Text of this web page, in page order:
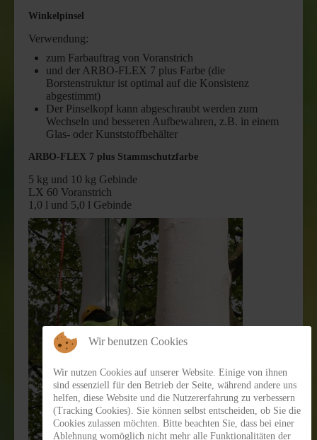
Winkelpinsel
Verwendung:
zum Farbauftrag von Voranstrich
und der ARBO-FLEX 7 plus Farbe (die
Borstenstruktur ist optimal auf die Konsistenz
abgestimmt)
Der Pinselkopf kann abgeschraubt werden zum
Wechseln und besseren Aufbewahren, z.B. in einem
Glas- oder Kunststoffbehälter
ARBO-FLEX 7 plus Stammschutzfarbe
5 kg und 10 kg Gebinde
LX 60 Voranstrich
1,0 l und 5,0 l Gebinde
Wir benutzen Cookies
Wir nutzen Cookies auf unserer Website. Einige von ihnen
sind essenziell für den Betrieb der Seite, während andere uns
helfen, diese Website und die Nutzererfahrung zu verbessern
(Tracking Cookies). Sie können selbst entscheiden, ob Sie die
Cookies zulassen möchten. Bitte beachten Sie, dass bei einer
Ablehnung womöglich nicht mehr alle Funktionalitäten der